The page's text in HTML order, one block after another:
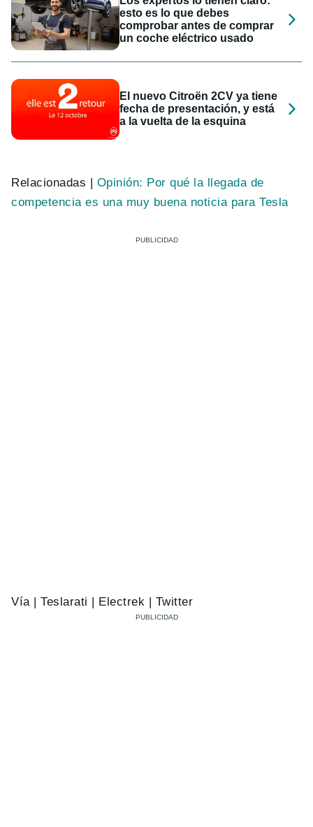
esto es lo que debes
comprobar antes de comprar
un coche eléctrico usado
El nuevo Citroën 2CV ya tiene
fecha de presentación, y está
a la vuelta de la esquina
Relacionadas | Opinión: Por qué la llegada de
competencia es una muy buena noticia para Tesla
Vía | Teslarati | Electrek | Twitter